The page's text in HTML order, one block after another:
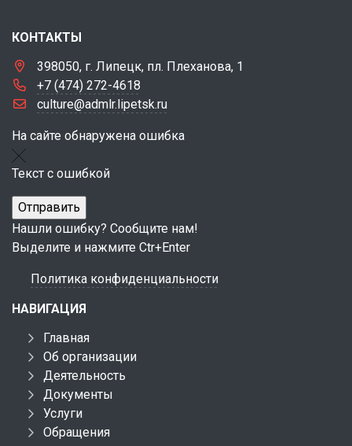
КОНТАКТЫ
398050, г. Липецк, пл. Плеханова, 1
+7 (474) 272-4618
culture@admlr.lipetsk.ru
На сайте обнаружена ошибка
Текст с ошибкой
Нашли ошибку? Сообщите нам!
Выделите и нажмите Ctr+Enter
Политика конфиденциальности
НАВИГАЦИЯ
Главная
Об организации
Деятельность
Документы
Услуги
Обращения